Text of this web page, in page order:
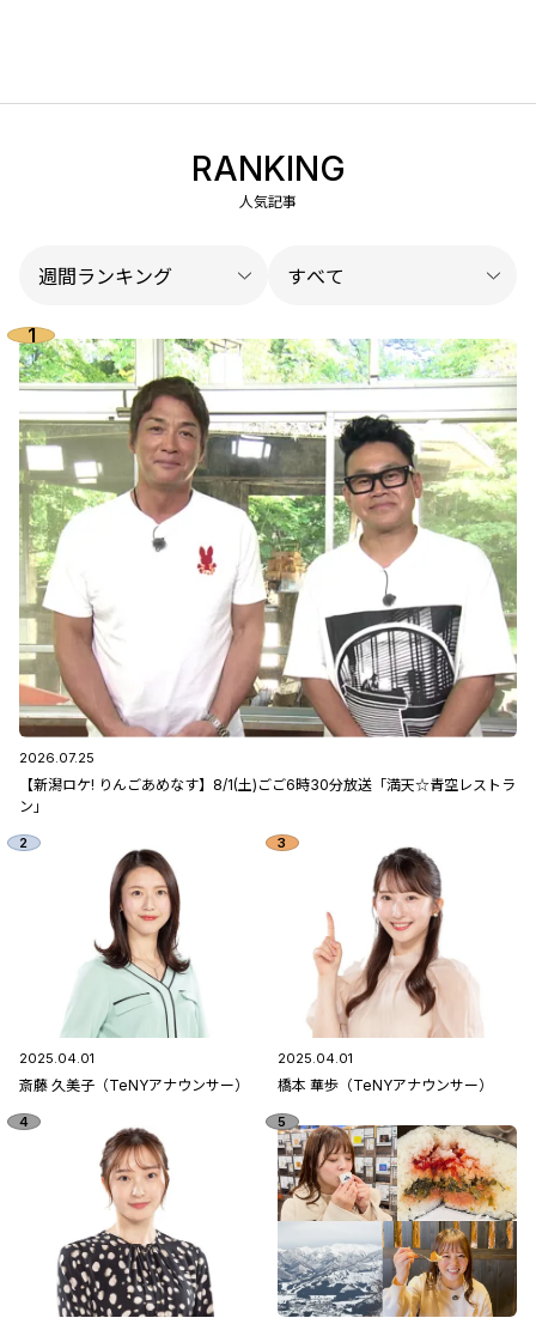
RANKING
人気記事
2026.07.25
【新潟ロケ! りんごあめなす】8/1(土)ごご6時30分放送「満天☆青空レストラ
ン」
2025.04.01
斎藤 久美子（TeNYアナウンサー）
2025.04.01
橋本 華歩（TeNYアナウンサー）